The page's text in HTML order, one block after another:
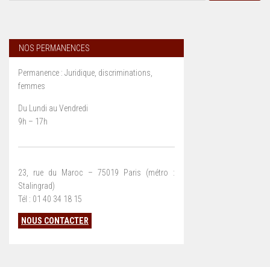
NOS PERMANENCES
Permanence : Juridique, discriminations,
femmes
Du Lundi au Vendredi
9h – 17h
23, rue du Maroc – 75019 Paris (métro :
Stalingrad)
Tél : 01 40 34 18 15
NOUS CONTACTER